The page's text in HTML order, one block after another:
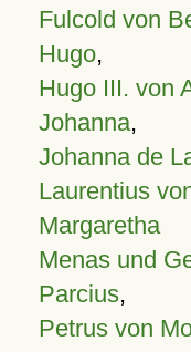
Fulcold von
Hugo,
Hugo III. von
Johanna,
Johanna de
Laurentius
Margaretha
Menas und
Parcius,
Petrus von